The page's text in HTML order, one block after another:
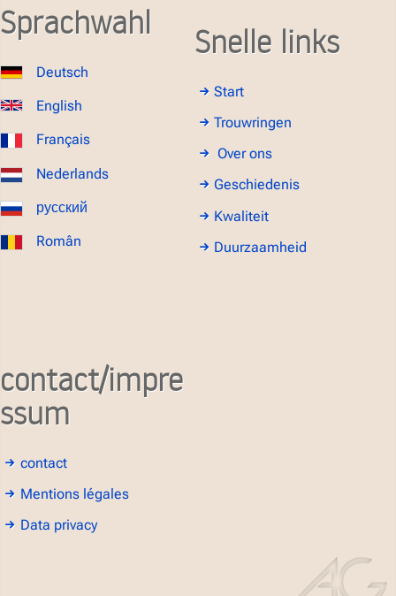
Sprachwahl
Deutsch
English
Français
Nederlands
русский
Român
Snelle links
Start
Trouwringen
Over ons
Geschiedenis
Kwaliteit
Duurzaamheid
contact/impre
ssum
contact
Mentions légales
Data privacy